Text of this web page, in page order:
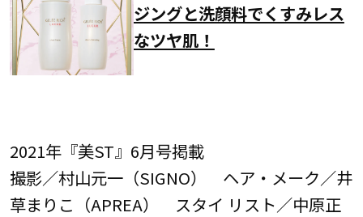
ジングと洗顔料でくすみレス
なツヤ肌！
2021年『美ST』6月号掲載
撮影／村山元一（SIGNO） ヘア・メーク／井
草まりこ（APREA） スタイ リスト／中原正